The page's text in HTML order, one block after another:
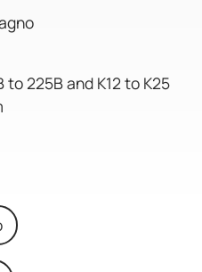
to 225B and K12 to K25